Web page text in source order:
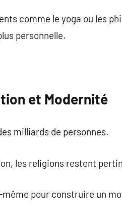
comme le yoga ou les
personnelle.
et Modernité
milliards de personnes.
les religions restent
pour construire un